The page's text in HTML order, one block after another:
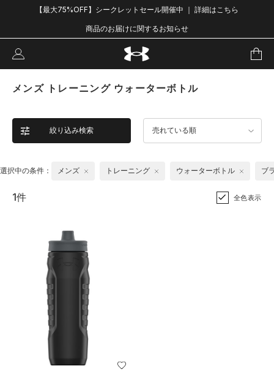
【最大75%OFF】シークレットセール開催中 ｜ 詳細はこちら
商品のお届けに関するお知らせ
メンズ トレーニング ウォーターボトル
絞り込み検索 売れている順
選択中の条件： メンズ トレーニング ウォーターボトル ブ
1件 全色表示